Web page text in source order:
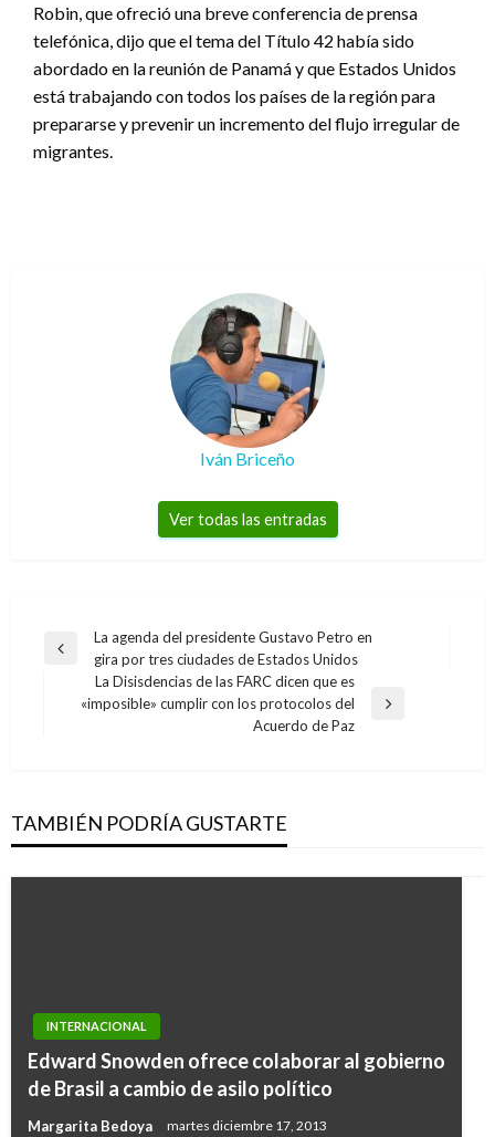
Robin, que ofreció una breve conferencia de prensa
telefónica, dijo que el tema del Título 42 había sido
abordado en la reunión de Panamá y que Estados Unidos
está trabajando con todos los países de la región para
prepararse y prevenir un incremento del flujo irregular de
migrantes.
Iván Briceño
Ver todas las entradas
Navegación
entradas
Entrada
La agenda del presidente Gustavo Petro en
gira por tres ciudades de Estados Unidos
Entrada
La Disisdencias de las FARC dicen que es
«imposible» cumplir con los protocolos del
Acuerdo de Paz
TAMBIÉN PODRÍA GUSTARTE
INTERNACIONAL
Edward Snowden ofrece colaborar al gobierno
de Brasil a cambio de asilo político
Margarita Bedoya martes diciembre 17, 2013